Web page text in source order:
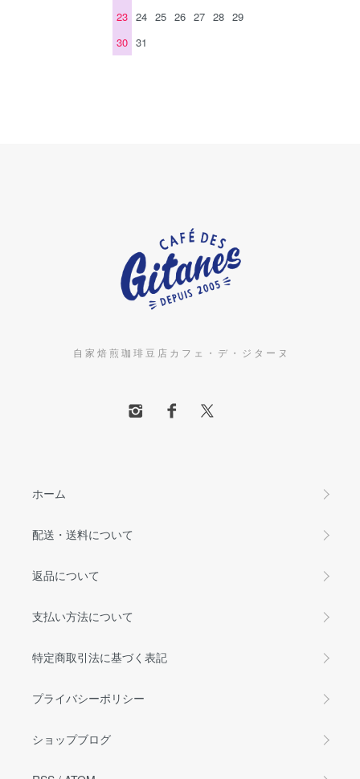
23 24 25 26 27 28 29
30 31
自 家 焙 煎 珈 琲 豆 店 カ フ ェ ・ デ ・ ジ タ ー ヌ
ホーム
配送・送料について
返品について
支払い方法について
特定商取引法に基づく表記
プライバシーポリシー
ショップブログ